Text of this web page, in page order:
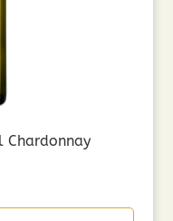
Chardonnay